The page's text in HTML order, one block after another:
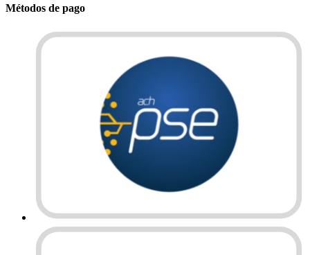
Métodos de pago